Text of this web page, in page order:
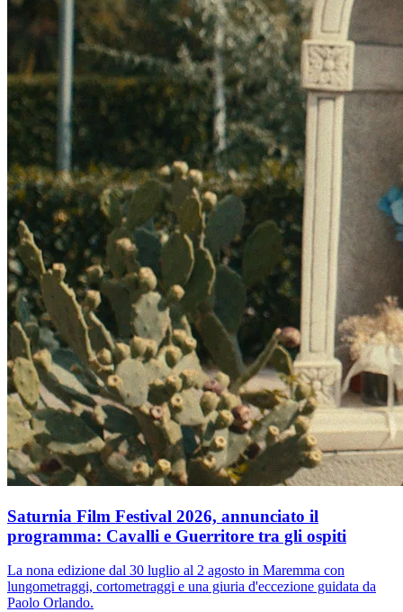
Saturnia Film Festival 2026, annunciato il
programma: Cavalli e Guerritore tra gli ospiti
La nona edizione dal 30 luglio al 2 agosto in Maremma con
lungometraggi, cortometraggi e una giuria d'eccezione guidata da
Paolo Orlando.